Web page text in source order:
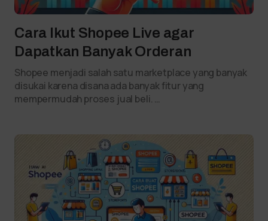
Cara Ikut Shopee Live agar
Dapatkan Banyak Orderan
Shopee menjadi salah satu marketplace yang banyak
disukai karena disana ada banyak fitur yang
mempermudah proses jual beli. …